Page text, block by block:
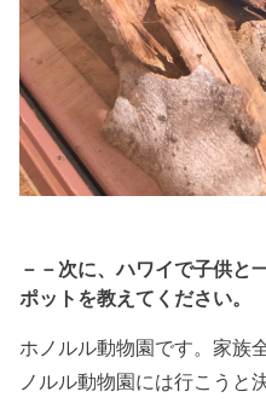
－－次に、ハワイで子供と
ポットを教えてください。
ホノルル動物園です。家族
ノルル動物園には行こうと